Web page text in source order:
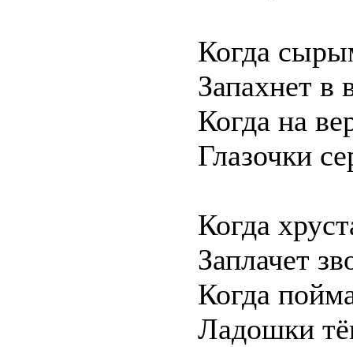
Когда
Запахнет в
Когда на
Глазочки
Когда
Заплачет
Когда
Ладошки